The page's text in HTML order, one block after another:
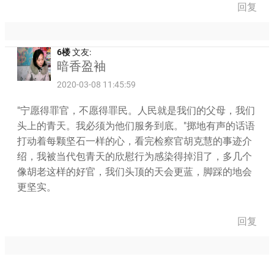
回复
6楼文友:
暗香盈袖
2020-03-08 11:45:59
"宁愿得罪官，不愿得罪民。人民就是我们的父母，我们
头上的青天。我必须为他们服务到底。"掷地有声的话语
打动着每颗坚石一样的心，看完检察官胡克慧的事迹介
绍，我被当代包青天的欣慰行为感染得掉泪了，多几个
像胡老这样的好官，我们头顶的天会更蓝，脚踩的地会
更坚实。
回复